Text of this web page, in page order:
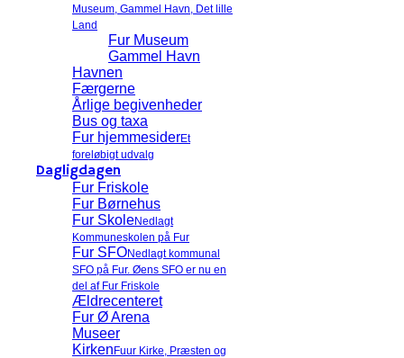
Museum, Gammel Havn, Det lille
Land
Fur Museum
Gammel Havn
Havnen
Færgerne
Årlige begivenheder
Bus og taxa
Fur hjemmesiderEt
foreløbigt udvalg
Dagligdagen
Fur Friskole
Fur Børnehus
Fur SkoleNedlagt
Kommuneskolen på Fur
Fur SFONedlagt kommunal
SFO på Fur. Øens SFO er nu en
del af Fur Friskole
Ældrecenteret
Fur Ø Arena
Museer
Kirken Fuur Kirke, Præsten og